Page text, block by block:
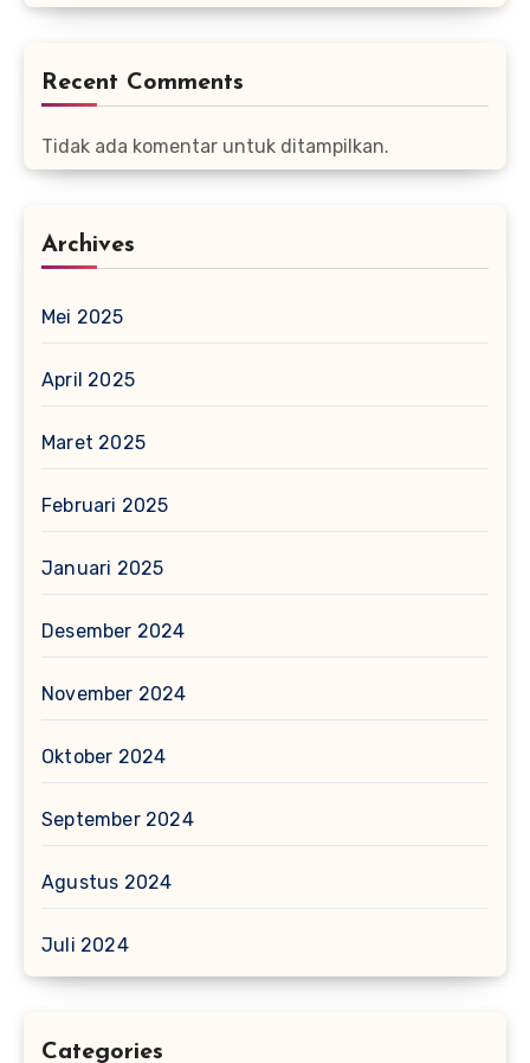
Recent Comments
Tidak ada komentar untuk ditampilkan.
Archives
Mei 2025
April 2025
Maret 2025
Februari 2025
Januari 2025
Desember 2024
November 2024
Oktober 2024
September 2024
Agustus 2024
Juli 2024
Categories